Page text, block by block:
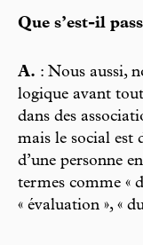
Que s’est-il
A. : Nous aussi,
logique avant
dans des
mais le social est
d’une personne
termes comme «
« évaluation », «